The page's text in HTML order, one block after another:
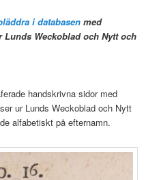
i databasen med
Weckoblad och Nytt och
handskrivna sidor med
ur Lunds Weckoblad och Nytt
alfabetiskt på efternamn.